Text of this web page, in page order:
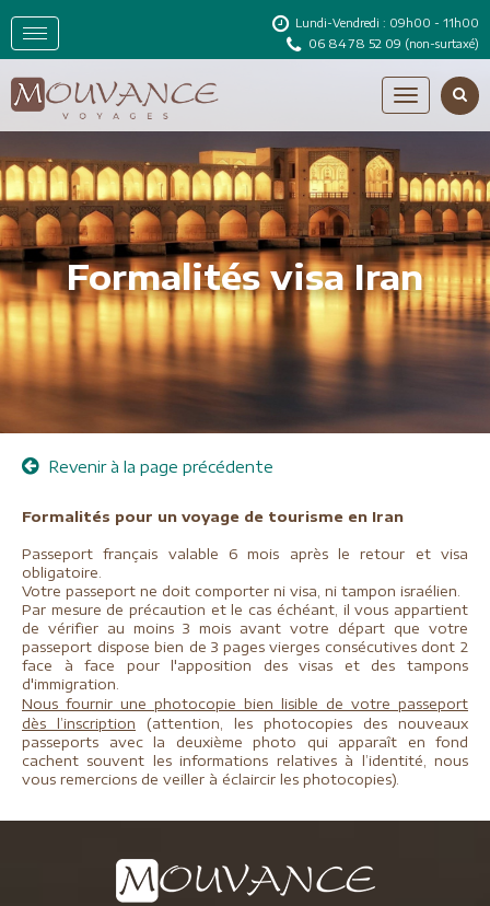
Lundi-Vendredi : 09h00 - 11h00
06 84 78 52 09 (non-surtaxé)
Formalités visa Iran
Revenir à la page précédente
Formalités pour un voyage de tourisme en Iran
Passeport français valable 6 mois après le retour et visa
obligatoire.
Votre passeport ne doit comporter ni visa, ni tampon israélien.
Par mesure de précaution et le cas échéant, il vous appartient
de vérifier au moins 3 mois avant votre départ que votre
passeport dispose bien de 3 pages vierges consécutives dont 2
face à face pour l'apposition des visas et des tampons
d'immigration.
Nous fournir une photocopie bien lisible de votre passeport
dès l’inscription (attention, les photocopies des nouveaux
passeports avec la deuxième photo qui apparaît en fond
cachent souvent les informations relatives à l’identité, nous
vous remercions de veiller à éclaircir les photocopies).